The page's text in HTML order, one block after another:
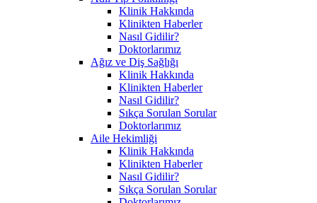
Klinik Hakkında
Klinikten Haberler
Nasıl Gidilir?
Doktorlarımız
Ağız ve Diş Sağlığı
Klinik Hakkında
Klinikten Haberler
Nasıl Gidilir?
Sıkça Sorulan Sorular
Doktorlarımız
Aile Hekimliği
Klinik Hakkında
Klinikten Haberler
Nasıl Gidilir?
Sıkça Sorulan Sorular